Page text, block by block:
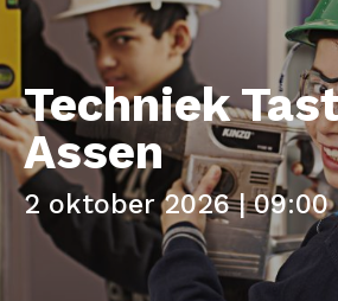
Techniek
Assen
2 oktober 2026 | 09:00